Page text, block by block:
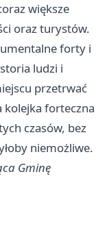
większe
oraz turystów.
forty i
ludzi i
przetrwać
kolejka forteczna
czasów, bez
niemożliwe.
Gminę